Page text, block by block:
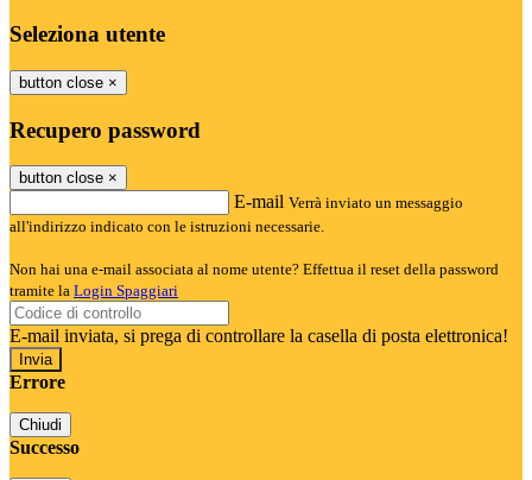
Seleziona utente
button close ×
Recupero password
button close ×
E-mail Verrà inviato un messaggio
all'indirizzo indicato con le istruzioni necessarie.
Non hai una e-mail associata al nome utente? Effettua il reset della password
tramite la Login Spaggiari
E-mail inviata, si prega di controllare la casella di posta elettronica!
Errore
Chiudi
Successo